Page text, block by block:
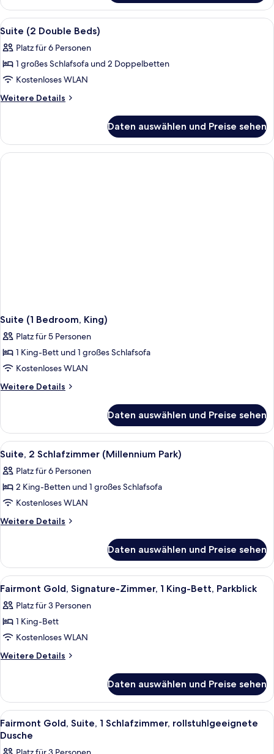
Suite,
1 King-
Bett
Alle
Fotos
für
Suite
(2
Double
Hochwertige Bettwaren,
2
Suite (2 Double Beds)
Platz für 6 Personen
1 großes Schlafsofa und 2 Doppelbetten
Kostenloses WLAN
Weitere Details
Weitere
(2
Double
Beds)
Daten auswählen und Preise sehen
Suite (1 Bedroom, King)
Platz für 5 Personen
1 King-Bett und 1 großes Schlafsofa
Kostenloses WLAN
Weitere Details
Weitere
(1
Bedroom,
King)
Daten auswählen und Preise sehen
Alle
Fotos
für
Suite,
2 Schlafzimmer
(Millennium
Suite, 2 Schlafzimmer (Millennium
7
Suite, 2 Schlafzimmer (Millennium Park)
Platz für 6 Personen
2 King-Betten und 1 großes Schlafsofa
Kostenloses WLAN
Weitere Details
Weitere
2 Schlafzimmer
(Millennium
Park)
Daten auswählen und Preise sehen
Alle
Fotos
für
Fairmont
Gold,
Signature-
Bett,
Parkblick
anzeigen
Ein Hotelzimmer mit einem großen
3
Fairmont Gold, Signature-Zimmer, 1 King-Bett, Parkblick
Platz für 3 Personen
1 King-Bett
Kostenloses WLAN
Weitere Details
Weitere
Gold,
Signature-
Zimmer,
1 King-
Daten auswählen und Preise sehen
Alle
Fotos
Ein modernes Hotelzimmer mit
4
Fairmont Gold, Suite, 1 Schlafzimmer, rollstuhlgeeignete
Dusche